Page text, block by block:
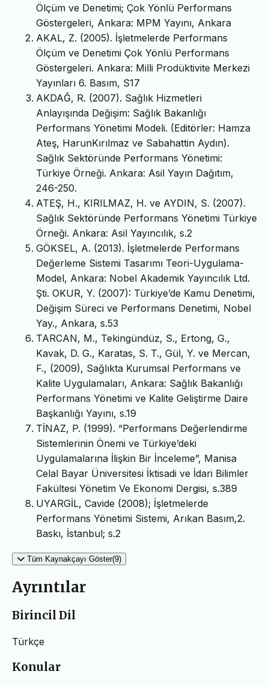
Ölçüm ve Denetimi; Çok Yönlü Performans
Göstergeleri, Ankara: MPM Yayını, Ankara
AKAL, Z. (2005). İşletmelerde Performans
Ölçüm ve Denetimi Çok Yönlü Performans
Göstergeleri. Ankara: Milli Prodüktivite Merkezi
Yayınları 6. Basım, S17
AKDAĞ, R. (2007). Sağlık Hizmetleri
Anlayışında Değişim: Sağlık Bakanlığı
Performans Yönetimi Modeli. (Editörler: Hamza
Ateş, HarunKırılmaz ve Sabahattin Aydın).
Sağlık Sektöründe Performans Yönetimi:
Türkiye Örneği. Ankara: Asil Yayın Dağıtım,
246-250.
ATEŞ, H., KIRILMAZ, H. ve AYDIN, S. (2007).
Sağlık Sektöründe Performans Yönetimi Türkiye
Örneği. Ankara: Asil Yayıncılık, s.2
GÖKSEL, A. (2013). İşletmelerde Performans
Değerleme Sistemi Tasarımı Teori-Uygulama-
Model, Ankara: Nobel Akademik Yayıncılık Ltd.
Şti. OKUR, Y. (2007): Türkiye’de Kamu Denetimi,
Değişim Süreci ve Performans Denetimi, Nobel
Yay., Ankara, s.53
TARCAN, M., Tekingündüz, S., Ertong, G.,
Kavak, D. G., Karatas, S. T., Gül, Y. ve Mercan,
F., (2009), Sağlıkta Kurumsal Performans ve
Kalite Uygulamaları, Ankara: Sağlık Bakanlığı
Performans Yönetimi ve Kalite Geliştirme Daire
Başkanlığı Yayını, s.19
TİNAZ, P. (1999). “Performans Değerlendirme
Sistemlerinin Önemi ve Türkiye’deki
Uygulamalarına İlişkin Bir İnceleme”, Manisa
Celal Bayar Üniversitesi İktisadi ve İdari Bilimler
Fakültesi Yönetim Ve Ekonomi Dergisi, s.389
UYARGİL, Cavide (2008); İşletmelerde
Performans Yönetimi Sistemi, Arıkan Basım,2.
Baskı, İstanbul; s.2
Tüm Kaynakçayı Göster(9)
Ayrıntılar
Birincil Dil
Türkçe
Konular